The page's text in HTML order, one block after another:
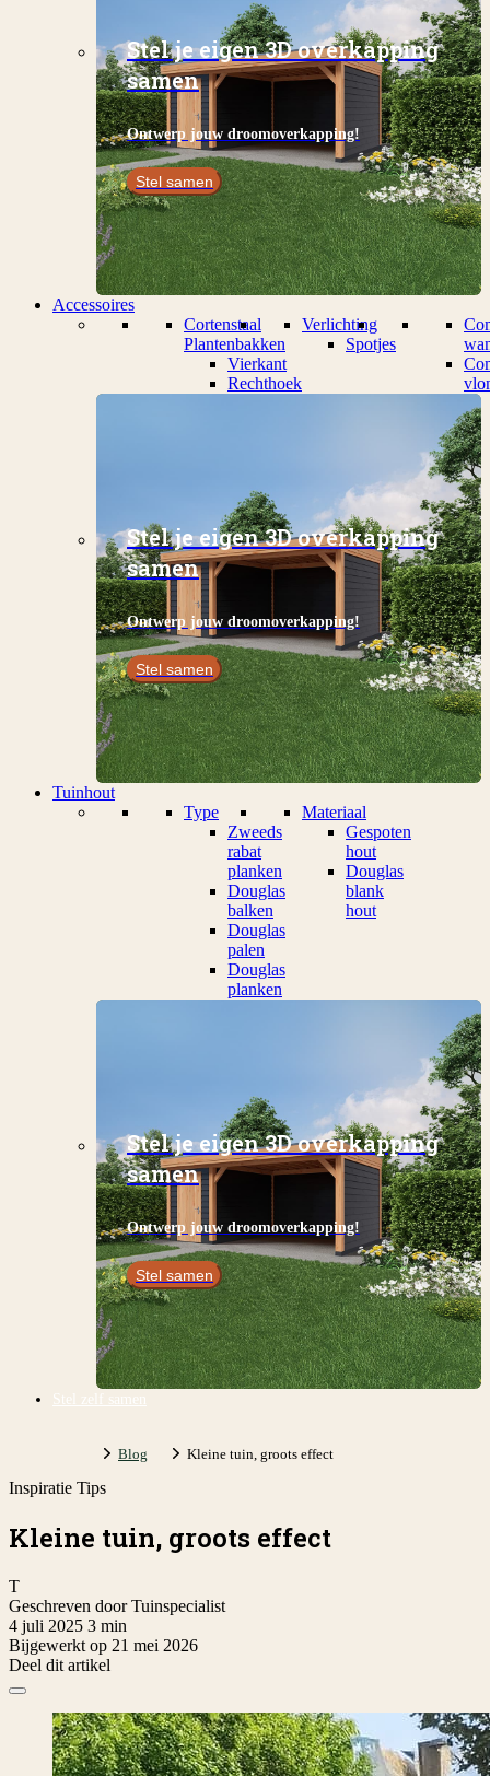
Stel je eigen 3D overkapping
samen
Ontwerp jouw droomoverkapping!
Stel samen
Accessoires
Cortenstaal
Plantenbakken
Vierkant
Rechthoek
Verlichting
Spotjes
Stel je eigen 3D overkapping
samen
Ontwerp jouw droomoverkapping!
Stel samen
Tuinhout
Type
Zweeds
rabat
planken
Douglas
balken
Douglas
palen
Douglas
planken
Materiaal
Gespoten
hout
Douglas
blank
hout
Stel je eigen 3D overkapping
samen
Ontwerp jouw droomoverkapping!
Stel samen
Stel zelf samen
Blog Kleine tuin, groots effect
Inspiratie Tips
Kleine tuin, groots effect
T
Geschreven door Tuinspecialist
4 juli 2025 3 min
Bijgewerkt op 21 mei 2026
Deel dit artikel